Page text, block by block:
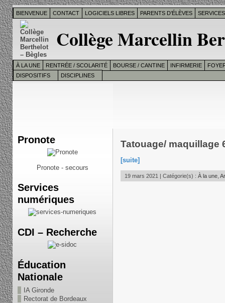
BIENVENUE CONTACT LOGICIELS LIBRES PARENTS D’ÉLÈVES
Collège Marcellin
À LA UNE RENTRÉE / SCOLARITÉ BOURSE / CANTINE INFIRMERIE
DISPOSITIFS
DISCIPLINES
Pronote
Pronote - secours
Services
numériques
CDI – Recherche
Éducation
Nationale
IA Gironde
Rectorat de Bordeaux
Tatouage/ maquillage
[suite]
19 mars 2021 | Catégorie(s) : À la une,